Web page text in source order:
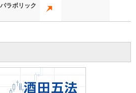
パラボリック